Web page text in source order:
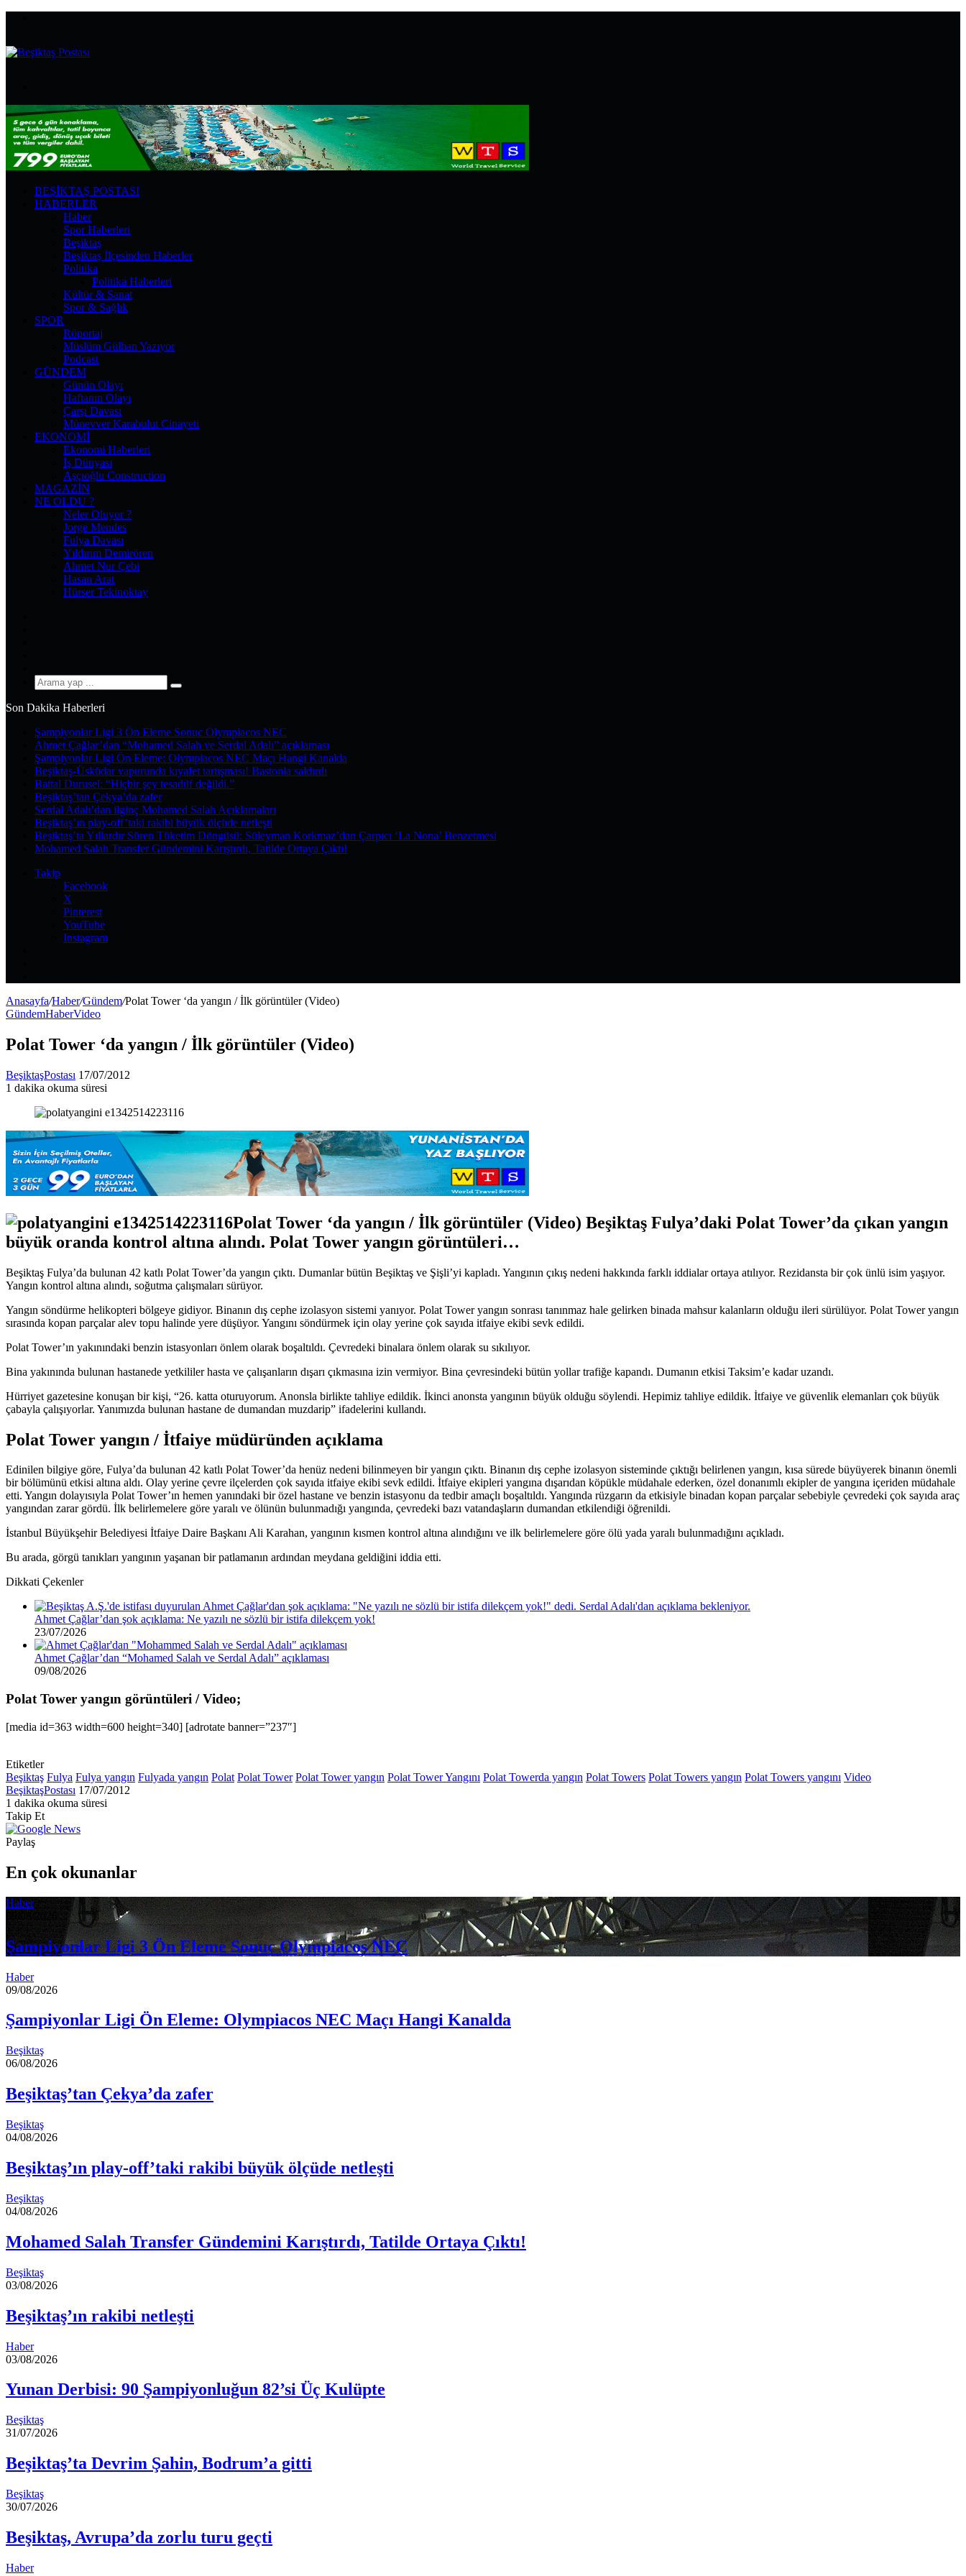
...
BEŞIKTAŞ POSTASI
HABERLER
Haber
Spor Haberleri
Beşiktaş
Beşiktaş İlçesinden Haberler
Politika
Politika Haberleri
Kültür & Sanat
Spor & Sağlık
SPOR
Röportaj
Müslüm Gülhan Yazıyor
Podcast
GÜNDEM
Günün Olayı
Haftanın Olayı
Çarşı Davası
Münevver Karabulut Cinayeti
EKONOMI
Ekonomi Haberleri
İş Dünyası
Aşçıoğlu Construction
MAGAZIN
NE OLDU ?
Neler Oluyor ?
Jorge Mendes
Fulya Davası
Yıldırım Demirören
Ahmet Nur Çebi
Hasan Arat
Hürser Tekinoktay
Arama
Son Dakika Haberleri
Şampiyonlar Ligi 3 Ön Eleme Sonuc Olympiacos NEC
Ahmet Çağlar’dan “Mohamed Salah ve Serdal Adalı” açıklaması
Şampiyonlar Ligi Ön Eleme: Olympiacos NEC Maçı Hangi Kanalda
Beşiktaş-Üsküdar vapurunda kıyafet tartışması! Bastonla saldırdı
Battal Durusel: “Hiçbir şey tesadüf değildi.”
Beşiktaş’tan Çekya’da zafer
Serdal Adalı’dan ilginç Mohamed Salah Açıklamaları
Beşiktaş’ın play-off’taki rakibi büyük ölçüde netleşti
Beşiktaş’ta Yıllardır Süren Tüketim Döngüsü: Süleyman Korkmaz’dan Çarpıcı ‘La Nona’ Benzetmesi
Mohamed Salah Transfer Gündemini Karıştırdı, Tatilde Ortaya Çıktı!
Takip
Facebook
X
Pinterest
YouTube
Instagram
Anasayfa/Haber/Gündem/Polat Tower ‘da yangın / İlk görüntüler (Video)
GündemHaberVideo
Polat Tower ‘da yangın / İlk görüntüler (Video)
BeşiktaşPostası Bir
e-
göndermek
17/07/2012
1 dakika okuma süresi
Polat Tower ‘da yangın / İlk görüntüler (Video) Beşiktaş Fulya’daki Polat Tower’da çıkan yangın
büyük oranda kontrol altına alındı. Polat Tower yangın görüntüleri…
Beşiktaş Fulya’da bulunan 42 katlı Polat Tower’da yangın çıktı. Dumanlar bütün Beşiktaş ve Şişli’yi kapladı. Yangının çıkış nedeni hakkında farklı iddialar ortaya atılıyor. Rezidansta bir çok ünlü isim yaşıyor.
Yangın kontrol altına alındı, soğutma çalışmaları sürüyor.
Yangın söndürme helikopteri bölgeye gidiyor. Binanın dış cephe izolasyon sistemi yanıyor. Polat Tower yangın sonrası tanınmaz hale gelirken binada mahsur kalanların olduğu ileri sürülüyor. Polat Tower yangın
sırasında kopan parçalar alev topu halinde yere düşüyor. Yangını söndürmek için olay yerine çok sayıda itfaiye ekibi sevk edildi.
Polat Tower’ın yakınındaki benzin istasyonları önlem olarak boşaltıldı. Çevredeki binalara önlem olarak su sıkılıyor.
Bina yakınında bulunan hastanede yetkililer hasta ve çalışanların dışarı çıkmasına izin vermiyor. Bina çevresindeki bütün yollar trafiğe kapandı. Dumanın etkisi Taksim’e kadar uzandı.
Hürriyet gazetesine konuşan bir kişi, “26. katta oturuyorum. Anonsla birlikte tahliye edildik. İkinci anonsta yangının büyük olduğu söylendi. Hepimiz tahliye edildik. İtfaiye ve güvenlik elemanları çok büyük
çabayla çalışıyorlar. Yanımızda bulunan hastane de dumandan muzdarip” ifadelerini kullandı.
Polat Tower yangın / İtfaiye müdüründen açıklama
Edinilen bilgiye göre, Fulya’da bulunan 42 katlı Polat Tower’da henüz nedeni bilinmeyen bir yangın çıktı. Binanın dış cephe izolasyon sisteminde çıktığı belirlenen yangın, kısa sürede büyüyerek binanın önemli
bir bölümünü etkisi altına aldı. Olay yerine çevre ilçelerden çok sayıda itfaiye ekibi sevk edildi. İtfaiye ekipleri yangına dışarıdan köpükle müdahale ederken, özel donanımlı ekipler de yangına içeriden müdahale
etti. Yangın dolayısıyla Polat Tower’ın hemen yanındaki bir özel hastane ve benzin istasyonu da tedbir amaçlı boşaltıldı. Yangında rüzgarın da etkisiyle binadan kopan parçalar sebebiyle çevredeki çok sayıda araç
yangından zarar gördü. İlk belirlemelere göre yaralı ve ölünün bulunmadığı yangında, çevredeki bazı vatandaşların dumandan etkilendiği öğrenildi.
İstanbul Büyükşehir Belediyesi İtfaiye Daire Başkanı Ali Karahan, yangının kısmen kontrol altına alındığını ve ilk belirlemelere göre ölü yada yaralı bulunmadığını açıkladı.
Bu arada, görgü tanıkları yangının yaşanan bir patlamanın ardından meydana geldiğini iddia etti.
Dikkati Çekenler
Ahmet Çağlar’dan şok açıklama: Ne yazılı ne sözlü bir istifa dilekçem yok!
23/07/2026
Ahmet Çağlar’dan “Mohamed Salah ve Serdal Adalı” açıklaması
09/08/2026
Polat Tower yangın görüntüleri / Video;
[media id=363 width=600 height=340] [adrotate banner=”237″]
Etiketler
Beşiktaş Fulya Fulya yangın Fulyada yangın Polat Polat Tower Polat Tower yangın Polat Tower Yangını Polat Towerda yangın Polat Towers Polat Towers yangın Polat Towers yangını Video
BeşiktaşPostası Bir
e-
göndermek
17/07/2012
1 dakika okuma süresi
Facebook
X
LinkedIn
Tumblr
Pinterest
Reddit
VKontakte
Odnoklassniki
Pocket
Takip Et
Paylaş
Posta
ile
En çok okunanlar
Haber
Şampiyonlar Ligi 3 Ön Eleme Sonuc Olympiacos NEC
Haber
09/08/2026
Şampiyonlar Ligi Ön Eleme: Olympiacos NEC Maçı Hangi Kanalda
Beşiktaş
06/08/2026
Beşiktaş’tan Çekya’da zafer
Beşiktaş
04/08/2026
Beşiktaş’ın play-off’taki rakibi büyük ölçüde netleşti
Beşiktaş
04/08/2026
Mohamed Salah Transfer Gündemini Karıştırdı, Tatilde Ortaya Çıktı!
Beşiktaş
03/08/2026
Beşiktaş’ın rakibi netleşti
Haber
03/08/2026
Yunan Derbisi: 90 Şampiyonluğun 82’si Üç Kulüpte
Beşiktaş
31/07/2026
Beşiktaş’ta Devrim Şahin, Bodrum’a gitti
Beşiktaş
30/07/2026
Beşiktaş, Avrupa’da zorlu turu geçti
Haber